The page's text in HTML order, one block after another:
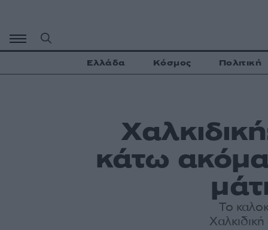
περιεχόμενο
Ελλάδα Κόσμος Πολιτική
κάτω
Το